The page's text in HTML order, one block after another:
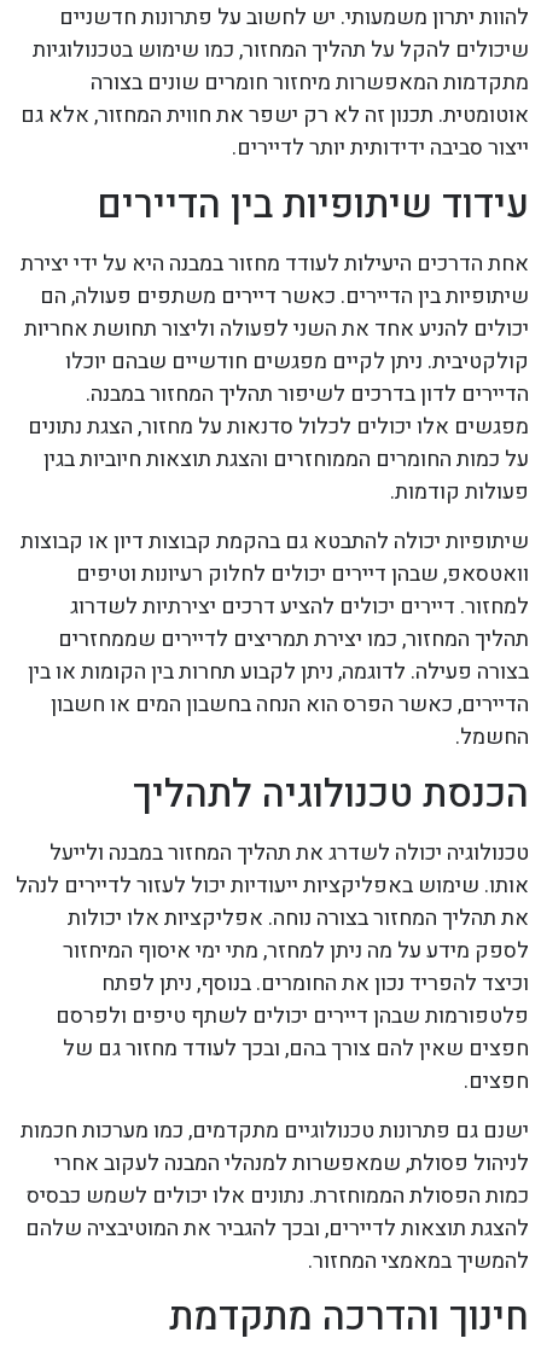
להוות יתרון משמעותי. יש לחשוב על פתרונות חדשניים
שיכולים להקל על תהליך המחזור, כמו שימוש בטכנולוגיות
מתקדמות המאפשרות מיחזור חומרים שונים בצורה
אוטומטית. תכנון זה לא רק ישפר את חווית המחזור, אלא גם
ייצור סביבה ידידותית יותר לדיירים.
עידוד שיתופיות בין הדיירים
אחת הדרכים היעילות לעודד מחזור במבנה היא על ידי יצירת
שיתופיות בין הדיירים. כאשר דיירים משתפים פעולה, הם
יכולים להניע אחד את השני לפעולה וליצור תחושת אחריות
קולקטיבית. ניתן לקיים מפגשים חודשיים שבהם יוכלו
הדיירים לדון בדרכים לשיפור תהליך המחזור במבנה.
מפגשים אלו יכולים לכלול סדנאות על מחזור, הצגת נתונים
על כמות החומרים הממוחזרים והצגת תוצאות חיוביות בגין
פעולות קודמות.
שיתופיות יכולה להתבטא גם בהקמת קבוצות דיון או קבוצות
וואטסאפ, שבהן דיירים יכולים לחלוק רעיונות וטיפים
למחזור. דיירים יכולים להציע דרכים יצירתיות לשדרוג
תהליך המחזור, כמו יצירת תמריצים לדיירים שממחזרים
בצורה פעילה. לדוגמה, ניתן לקבוע תחרות בין הקומות או בין
הדיירים, כאשר הפרס הוא הנחה בחשבון המים או חשבון
החשמל.
הכנסת טכנולוגיה לתהליך
טכנולוגיה יכולה לשדרג את תהליך המחזור במבנה ולייעל
אותו. שימוש באפליקציות ייעודיות יכול לעזור לדיירים לנהל
את תהליך המחזור בצורה נוחה. אפליקציות אלו יכולות
לספק מידע על מה ניתן למחזר, מתי ימי איסוף המיחזור
וכיצד להפריד נכון את החומרים. בנוסף, ניתן לפתח
פלטפורמות שבהן דיירים יכולים לשתף טיפים ולפרסם
חפצים שאין להם צורך בהם, ובכך לעודד מחזור גם של
חפצים.
ישנם גם פתרונות טכנולוגיים מתקדמים, כמו מערכות חכמות
לניהול פסולת, שמאפשרות למנהלי המבנה לעקוב אחרי
כמות הפסולת הממוחזרת. נתונים אלו יכולים לשמש כבסיס
להצגת תוצאות לדיירים, ובכך להגביר את המוטיבציה שלהם
להמשיך במאמצי המחזור.
חינוך והדרכה מתקדמת